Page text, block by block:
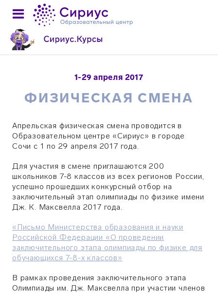
1-29 апреля 2017
ФИЗИЧЕСКАЯ СМЕНА
Апрельская физическая смена проводится в
Образовательном центре «Сириус» в городе
Сочи с 1 по 29 апреля 2017 года.
Для участия в смене приглашаются 200
школьников 7-8 классов из всех регионов России,
успешно прошедших конкурсный отбор на
заключительный этап олимпиады по физике имени
Дж. К. Максвелла 2017 года.
«Письмо Министерства образования и науки
Российской Федерации «О проведении
заключительного этапа олимпиады по физике для
обучающихся 7-8-х классов»
В рамках проведения заключительного этапа
Олимпиады им. Дж. Максвелла при участии членов